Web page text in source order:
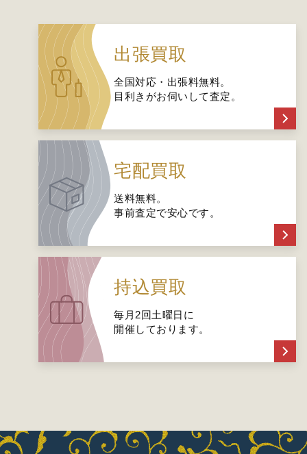
出張買取
全国対応・出張料無料。
目利きがお伺いして査定。
宅配買取
送料無料。
事前査定で安心です。
持込買取
毎月2回土曜日に
開催しております。